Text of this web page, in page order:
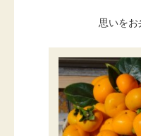
思いをお